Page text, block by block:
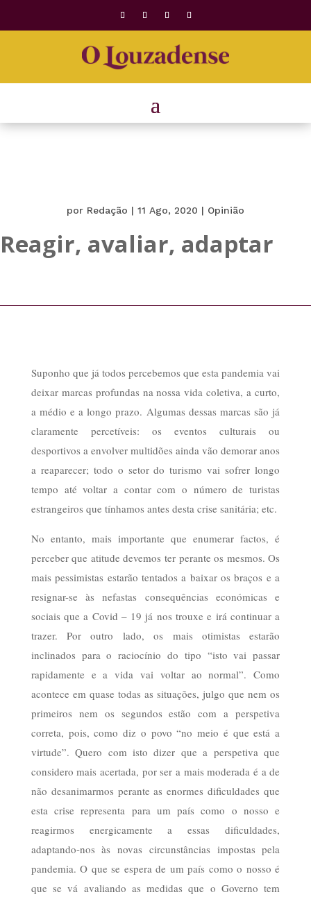
por Redação | 11 Ago, 2020 | Opinião
Reagir, avaliar, adaptar
Suponho que já todos percebemos que esta pandemia vai
deixar marcas profundas na nossa vida coletiva, a curto,
a médio e a longo prazo. Algumas dessas marcas são já
claramente percetíveis: os eventos culturais ou
desportivos a envolver multidões ainda vão demorar anos
a reaparecer; todo o setor do turismo vai sofrer longo
tempo até voltar a contar com o número de turistas
estrangeiros que tínhamos antes desta crise sanitária; etc.
No entanto, mais importante que enumerar factos, é
perceber que atitude devemos ter perante os mesmos. Os
mais pessimistas estarão tentados a baixar os braços e a
resignar-se às nefastas consequências económicas e
sociais que a Covid – 19 já nos trouxe e irá continuar a
trazer. Por outro lado, os mais otimistas estarão
inclinados para o raciocínio do tipo “isto vai passar
rapidamente e a vida vai voltar ao normal”. Como
acontece em quase todas as situações, julgo que nem os
primeiros nem os segundos estão com a perspetiva
correta, pois, como diz o povo “no meio é que está a
virtude”. Quero com isto dizer que a perspetiva que
considero mais acertada, por ser a mais moderada é a de
não desanimarmos perante as enormes dificuldades que
esta crise representa para um país como o nosso e
reagirmos energicamente a essas dificuldades,
adaptando-nos às novas circunstâncias impostas pela
pandemia. O que se espera de um país como o nosso é
que se vá avaliando as medidas que o Governo tem